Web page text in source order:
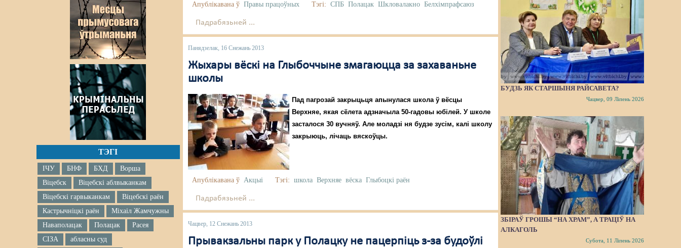
ТЭГІ
ІЧУ БНФ БХД
Ворша
Віцебск
Віцебскі аблвыканкам
Віцебскі гарвыканкам
Віцебскі раён
Кастрычніцкі раён
Міхаіл Жамчужны
Наваполацак
Полацак
Расея
СІЗА
абласны суд
Апублікавана ў Правы працоўных Тэгі: СПБ Полацак Шкловалакно Белхімпрафсаюз
Падрабязьней ...
Панядзелак, 16 Снежань 2013
Жыхары вёскі на Глыбоччыне змагаюцца за захаваньне
школы
Пад пагрозай закрыцьця апынулася школа ў вёсцы
Верхняе, якая сёлета адзначыла 50-гадовы юбілей. У школе
засталося 30 вучняў. Але моладзі ня будзе зусім, калі школу
закрыюць, лічаць вяскоўцы.
Апублікавана ў Акцыі Тэгі: школа Верхняе вёска Глыбоцкі раён
Падрабязьней ...
Чацвер, 12 Снежань 2013
Прывакзальны парк у Полацку не пацерпіць з-за будоўлі
БУДЗЬ ЯК СТАРШЫНЯ РАЙСАВЕТА?
Чацвер, 09 Ліпень 2026
ЗБІРАЎ ГРОШЫ “НА ХРАМ”, А ТРАЦІЎ НА
АЛКАГОЛЬ
Субота, 11 Ліпень 2026